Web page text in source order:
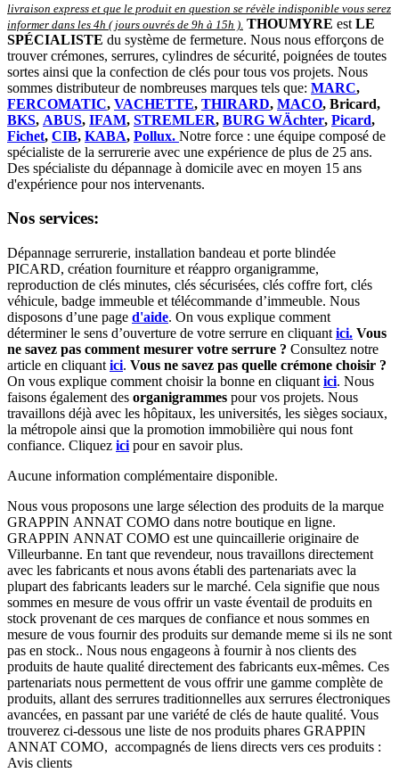
livraison express et que le produit en question se révèle indisponible vous serez
informer dans les 4h ( jours ouvrés de 9h à 15h ) THOUMYRE est LE
SPÉCIALISTE du système de fermeture. Nous nous efforçons de
trouver crémones, serrures, cylindres de sécurité, poignées de toutes
sortes ainsi que la confection de clés pour tous vos projets. Nous
sommes distributeur de nombreuses marques tels que: MARC,
FERCOMATIC, VACHETTE, THIRARD, MACO, Bricard,
BKS, ABUS, IFAM, STREMLER, BURG WÄchter, Picard,
Fichet, CIB, KABA, Pollux. Notre force : une équipe composé de
spécialiste de la serrurerie avec une expérience de plus de 25 ans.
Des spécialiste du dépannage à domicile avec en moyen 15 ans
d'expérience pour nos intervenants.
Nos services:
Dépannage serrurerie, installation bandeau et porte blindée
PICARD, création fourniture et réappro organigramme,
reproduction de clés minutes, clés sécurisées, clés coffre fort, clés
véhicule, badge immeuble et télécommande d’immeuble. Nous
disposons d’une page d'aide. On vous explique comment
déterminer le sens d’ouverture de votre serrure en cliquant ici. Vous
ne savez pas comment mesurer votre serrure ? Consultez notre
article en cliquant ici. Vous ne savez pas quelle crémone choisir ?
On vous explique comment choisir la bonne en cliquant ici. Nous
faisons également des organigrammes pour vos projets. Nous
travaillons déjà avec les hôpitaux, les universités, les sièges sociaux,
la métropole ainsi que la promotion immobilière qui nous font
confiance. Cliquez ici pour en savoir plus.
Aucune information complémentaire disponible.
Nous vous proposons une large sélection des produits de la marque
GRAPPIN ANNAT COMO dans notre boutique en ligne.
GRAPPIN ANNAT COMO est une quincaillerie originaire de
Villeurbanne. En tant que revendeur, nous travaillons directement
avec les fabricants et nous avons établi des partenariats avec la
plupart des fabricants leaders sur le marché. Cela signifie que nous
sommes en mesure de vous offrir un vaste éventail de produits en
stock provenant de ces marques de confiance et nous sommes en
mesure de vous fournir des produits sur demande meme si ils ne sont
pas en stock.. Nous nous engageons à fournir à nos clients des
produits de haute qualité directement des fabricants eux-mêmes. Ces
partenariats nous permettent de vous offrir une gamme complète de
produits, allant des serrures traditionnelles aux serrures électroniques
avancées, en passant par une variété de clés de haute qualité. Vous
trouverez ci-dessous une liste de nos produits phares GRAPPIN
ANNAT COMO, accompagnés de liens directs vers ces produits :
Avis clients